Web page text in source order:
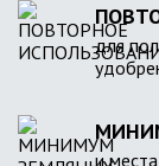
для
и